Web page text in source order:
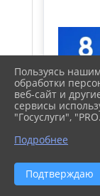
8 июля
Пользуясь
обработки
веб-сайт и
сервисы
"Госуслуги",
Подробнее
Подтверждаю